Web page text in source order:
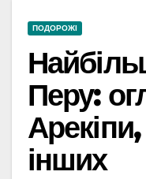
ПОДОРОЖІ
Перу:
інших